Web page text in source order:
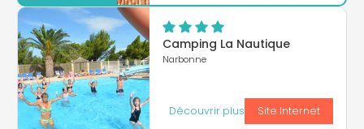
Camping La Nautique
Narbonne
Découvrir plus Site Internet